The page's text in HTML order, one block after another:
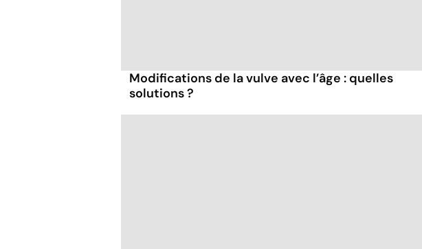
Modifications de la vulve avec l’âge : quelles
solutions ?